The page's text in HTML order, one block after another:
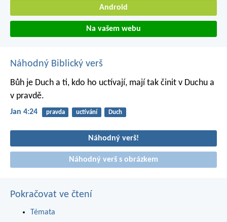
Android
Na vašem webu
Náhodný Biblický verš
Bůh je Duch a ti, kdo ho uctívají, mají tak činit v Duchu a
v pravdě.
Jan 4:24 pravda uctívání Duch
Náhodný verš!
Náhodný verš s obrázkem
Pokračovat ve čtení
Témata